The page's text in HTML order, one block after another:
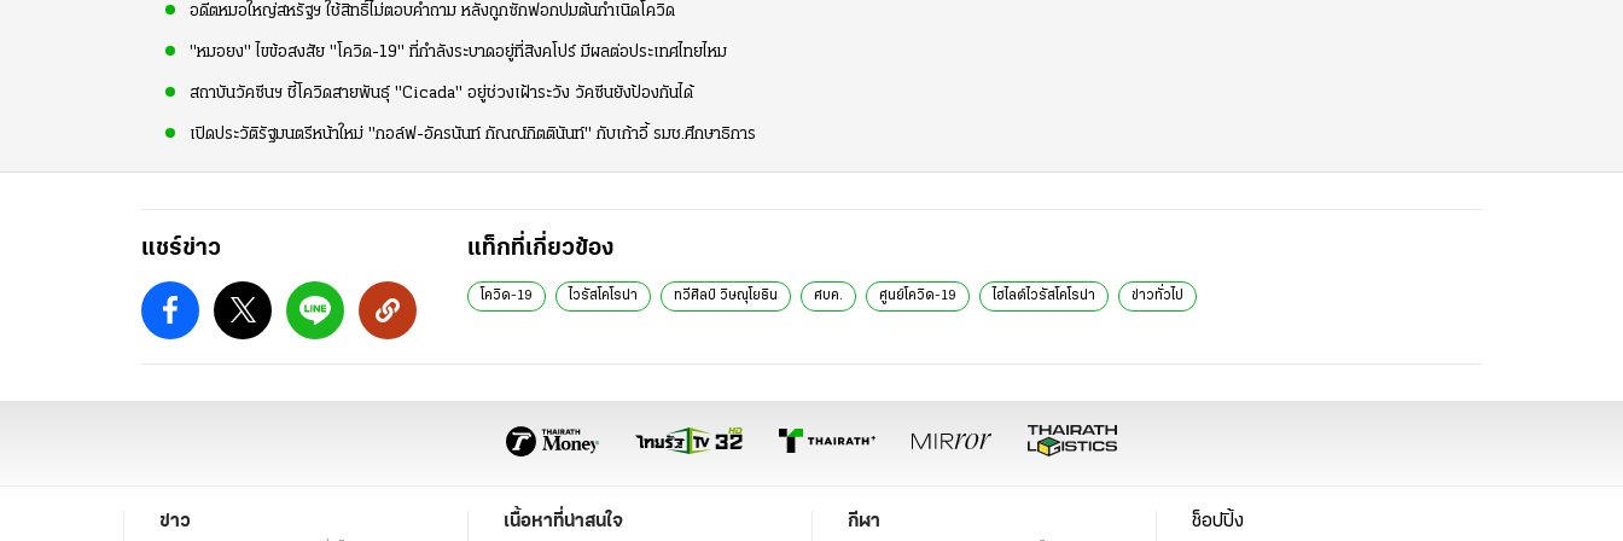
อดีตหมอใหญ่สหรัฐฯ ใช้สิทธิ์ไม่ตอบคำถาม หลังถูกซักฟอกปมต้นกำเนิดโควิด
"หมอยง" ไขข้อสงสัย "โควิด-19" ที่กำลังระบาดอยู่ที่สิงคโปร์ มีผลต่อประเทศไทยไหม
สถาบันวัคซีนฯ ชี้โควิดสายพันธุ์ "Cicada" อยู่ช่วงเฝ้าระวัง วัคซีนยังป้องกันได้
เปิดประวัติรัฐมนตรีหน้าใหม่ "กอล์ฟ-อัครนันท์ กัณณ์กิตตินันท์" กับเก้าอี้ รมช.ศึกษาธิการ
แชร์ข่าว แท็กที่เกี่ยวข้อง
โควิด-19 ไวรัสโคโรน่า ทวีศิลป์ วิษณุโยธิน ศบค. ศูนย์โควิด-19 ไฮไลต์ไวรัสโคโรน่า ข่าวทั่วไป
ข่าว เนื้อหาที่น่าสนใจ กีฬา ช็อปปิ้ง